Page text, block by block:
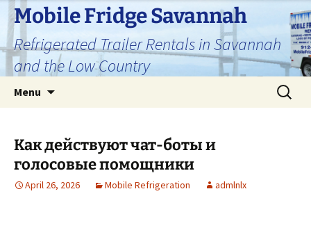
Skip
content
Mobile Fridge Savannah
Refrigerated Trailer Rentals in Savannah
and the Low Country
Menu
Search
for:
Как действуют чат-боты и
голосовые помощники
April 26, 2026 Mobile Refrigeration admlnlx